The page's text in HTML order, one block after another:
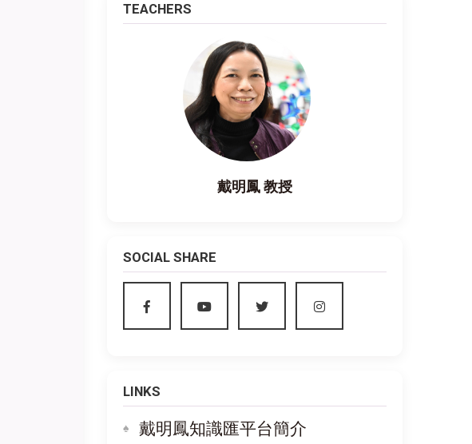
TEACHERS
戴明鳳 教授
SOCIAL SHARE
LINKS
戴明鳳知識匯平台簡介